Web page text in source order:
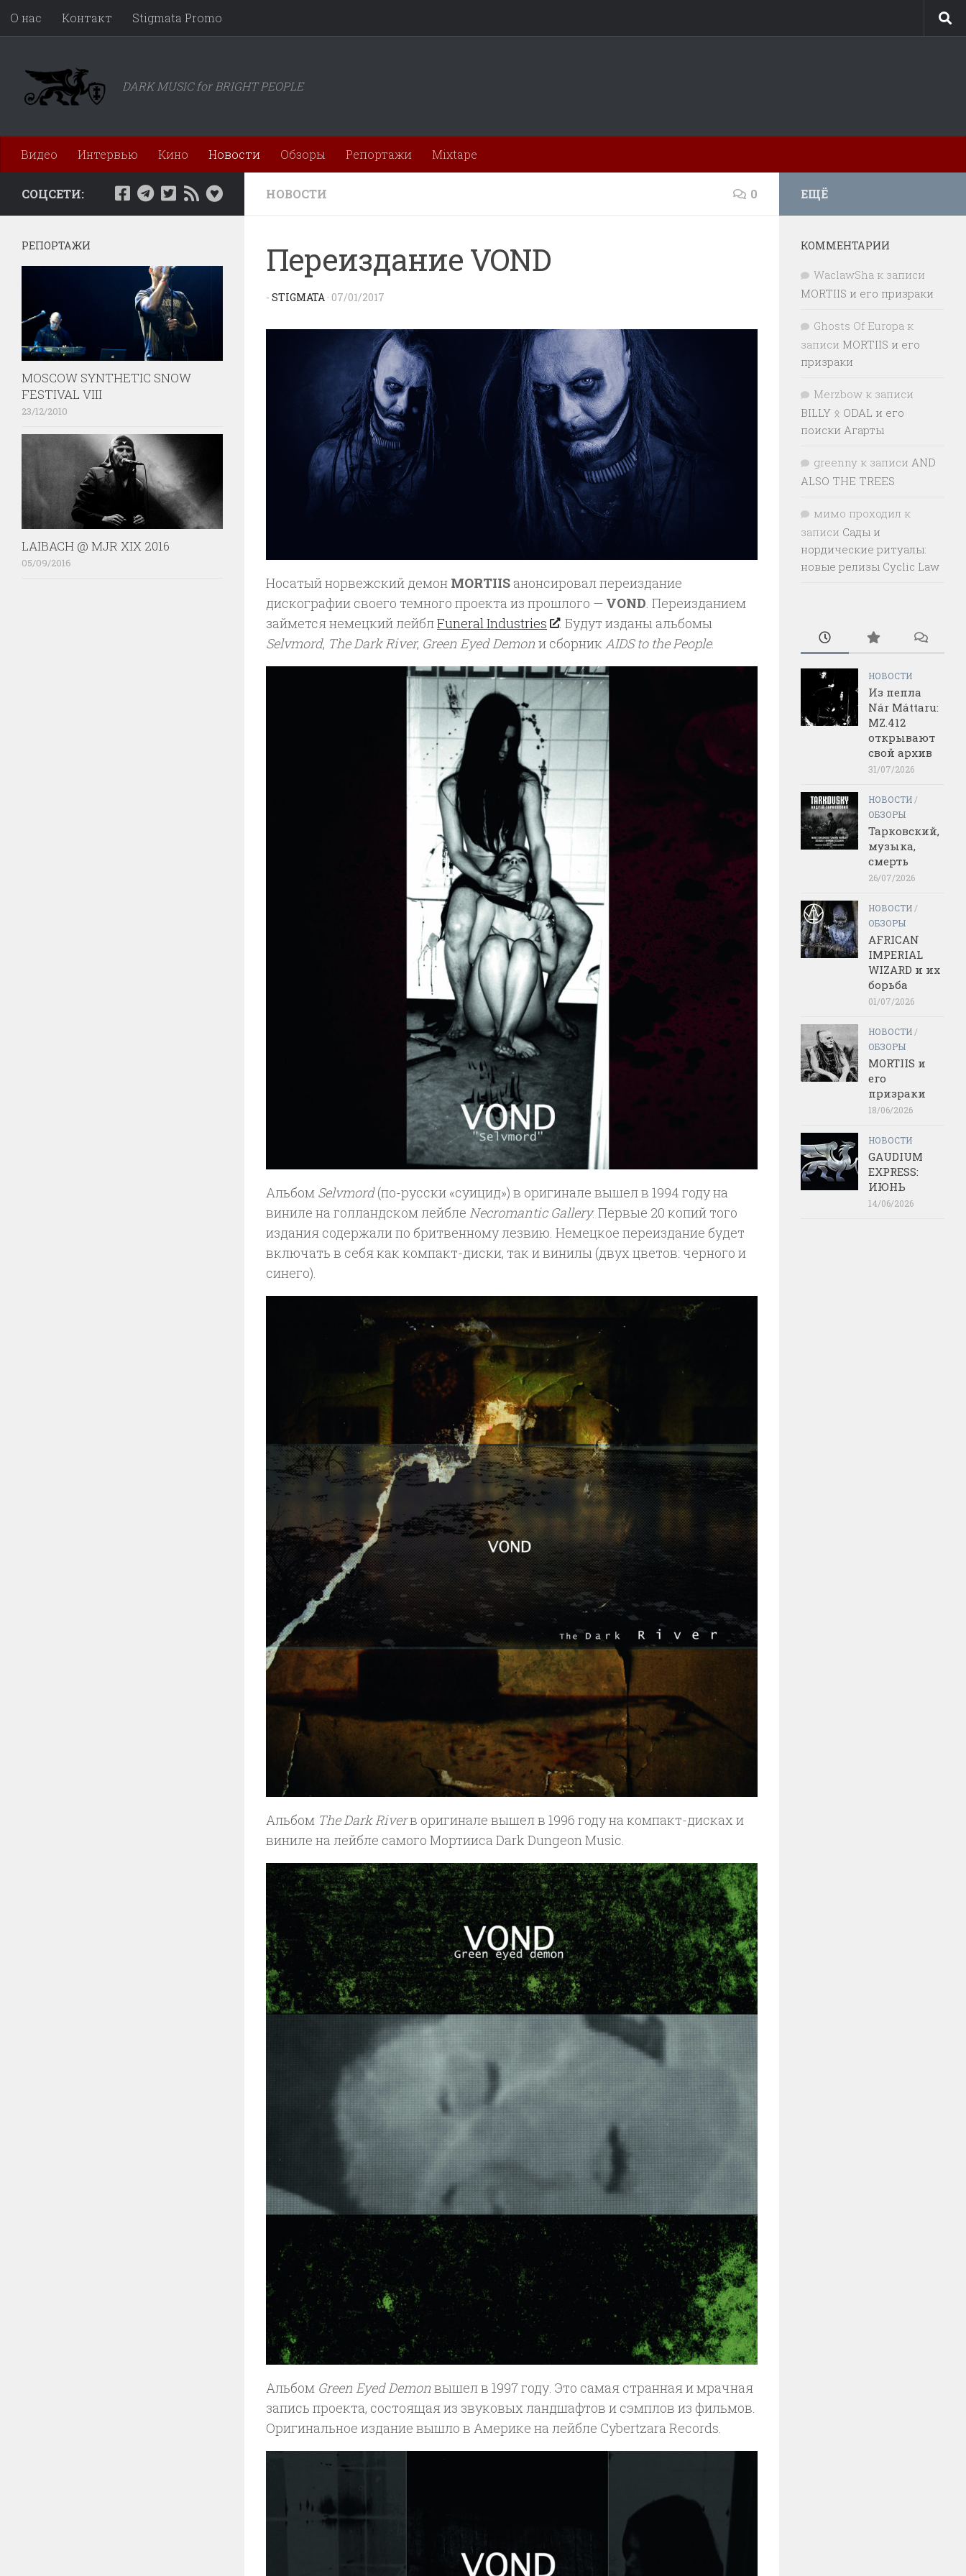
Перейти к содержимому
О нас Контакт Stigmata Promo
DARK MUSIC for BRIGHT PEOPLE
Видео Интервью Кино Новости Обзоры Репортажи Mixtape
НОВОСТИ 0
Переиздание VOND
- STIGMATA · 07/01/2017
Носатый норвежский демон MORTIIS анонсировал переиздание
дискографии своего темного проекта из прошлого — VOND . Переизданием
займется немецкий лейблFuneral Industries
. Будут изданы альбомы
Selvmord, The Dark River, Green Eyed Demon и сборник AIDS to the People.
Альбом Selvmord(по-русски «суицид») в оригинале вышел в 1994 году на
виниле на голландском лейбле Necromantic Gallery. Первые 20 копий того
издания содержали по бритвенному лезвию. Немецкое переиздание будет
включать в себя как компакт-диски, так и винилы (двух цветов: черного и
синего).
Альбом The Dark Riverв оригинале вышел в 1996 году на компакт-дисках и
виниле на лейбле самого Мортииса Dark Dungeon Music.
Альбом Green Eyed Demon вышел в 1997 году. Это самая странная и мрачная
запись проекта, состоящая из звуковых ландшафтов и сэмплов из фильмов.
Оригинальное издание вышло в Америке на лейбле Cybertzara Records.
СОЦСЕТИ:
РЕПОРТАЖИ
MOSCOW SYNTHETIC SNOW
FESTIVAL VIII
23/12/2010
LAIBACH @ MJR XIX 2016
05/09/2016
ЕЩЁ
КОММЕНТАРИИ
WaclawSha к записи
MORTIIS и его призраки
Ghosts Of Europa к
записи MORTIIS и его
призраки
Merzbow к записи
BILLY ᛟ ODAL и его
поиски Агарты
greenny к записи AND
ALSO THE TREES
мимо проходил к
записи Сады и
нордические ритуалы:
новые релизы Cyclic Law
НОВОСТИ
Из пепла
Nár Máttaru:
MZ.412
открывают
свой архив
31/07/2026
НОВОСТИ /
ОБЗОРЫ
Тарковский,
музыка,
смерть
26/07/2026
НОВОСТИ /
ОБЗОРЫ
AFRICAN
IMPERIAL
WIZARD и их
борьба
01/07/2026
НОВОСТИ /
ОБЗОРЫ
MORTIIS и
его
призраки
18/06/2026
НОВОСТИ
GAUDIUM
EXPRESS:
ИЮНЬ
14/06/2026